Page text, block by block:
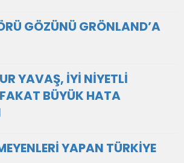
GÖZÜNÜ GRÖNLAND’A
YAVAŞ, İYİ NİYETLİ
BÜYÜK HATA
YAPAN TÜRKİYE